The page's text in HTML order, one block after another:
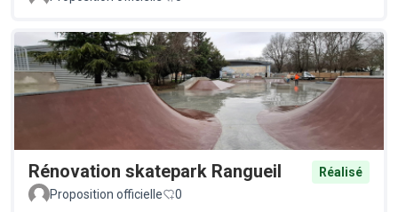
Rénovation skatepark Rangueil
Réalisé
Proposition officielle
0